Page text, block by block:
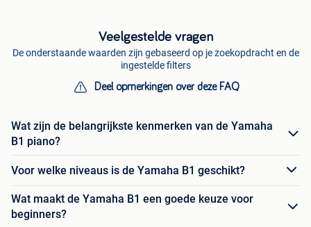
Veelgestelde vragen
De onderstaande waarden zijn gebaseerd op je zoekopdracht en de
ingestelde filters
Deel opmerkingen over deze FAQ
Wat zijn de belangrijkste kenmerken van de Yamaha
B1 piano?
Voor welke niveaus is de Yamaha B1 geschikt?
Wat maakt de Yamaha B1 een goede keuze voor
beginners?